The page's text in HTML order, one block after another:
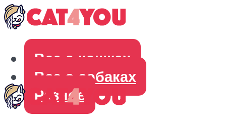
Все о кошках
Все о собаках
Разное